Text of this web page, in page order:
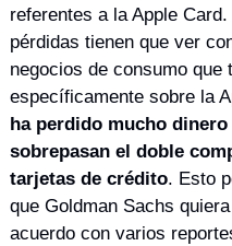
referentes a la Apple
pérdidas tienen que ver
negocios de consumo que
específicamente sobre la
ha perdido mucho
sobrepasan el doble
tarjetas de crédito. Esto
que Goldman Sachs
acuerdo con varios